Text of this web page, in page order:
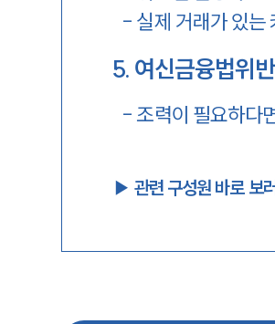
- 실제 거래가 있는
5. 여신금융법위
- 조력이 필요하다
▶︎ 관련 구성원 바로 보